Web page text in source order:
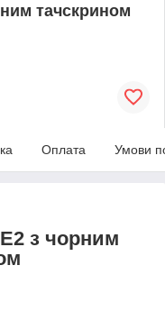
тачскрином
Оплата Умови
з чорним